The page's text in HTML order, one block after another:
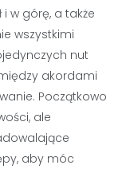
i w górę, a także
wszystkimi
nut
akordami
Początkowo
ale
aby móc